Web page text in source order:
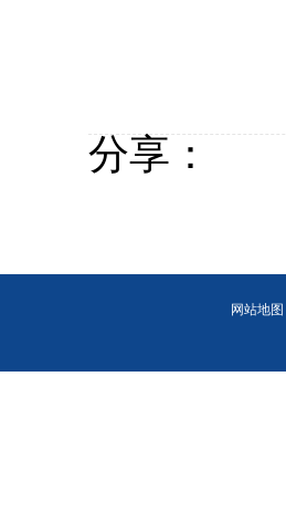
分享：
网站地图